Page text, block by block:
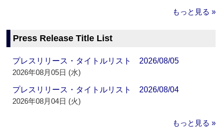
もっと見る »
Press Release Title List
プレスリリース・タイトルリスト 2026/08/05
2026年08月05日 (水)
プレスリリース・タイトルリスト 2026/08/04
2026年08月04日 (火)
もっと見る »